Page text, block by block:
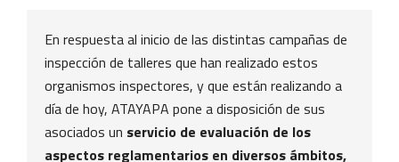
En respuesta al inicio de las distintas campañas de
inspección de talleres que han realizado estos
organismos inspectores, y que están realizando a
día de hoy, ATAYAPA pone a disposición de sus
asociados un servicio de evaluación de los
aspectos reglamentarios en diversos ámbitos,